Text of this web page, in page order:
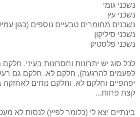
נשכני גומי
נשכני עץ
נשכנים מחומרים טבעיים נוספים (כגון
נשכני סיליקון
נשכני פלסטיק
לכל סוג יש יתרונות וחסרונות בעיני.
לפעמים להרגעה), חלקם לא. חלקם גם
יפהפיים וחלקם לא. וחלקם נוחים לאחזקה
קצת פחות...
בינתיים יצא לי (כלומר לפיץ) לנסות לא